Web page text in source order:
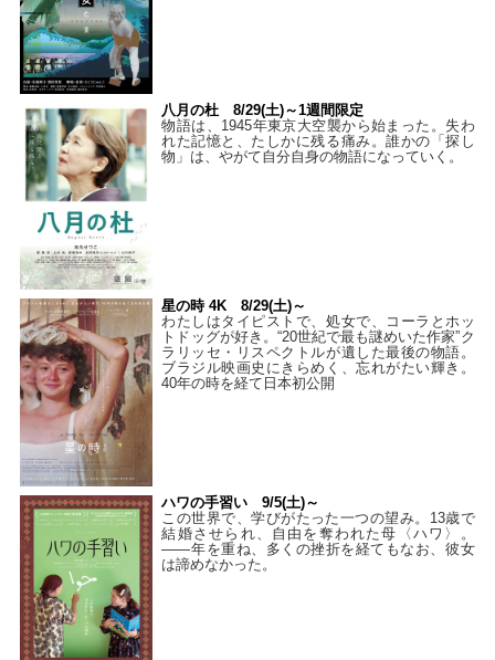
八月の杜 8/29(土)～1週間限定
物語は、1945年東京大空襲から始まった。失わ
れた記憶と、たしかに残る痛み。誰かの「探し
物」は、やがて自分自身の物語になっていく。
星の時 4K 8/29(土)～
わたしはタイピストで、処⼥で、コーラとホッ
トドッグが好き。“20世紀で最も謎めいた作家”ク
ラリッセ・リスペクトルが遺した最後の物語。
ブラジル映画史にきらめく、忘れがたい輝き。
40年の時を経て⽇本初公開
ハワの手習い 9/5(土)～
この世界で、学びがたった一つの望み。13歳で
結婚させられ、自由を奪われた母〈ハワ〉。
——年を重ね、多くの挫折を経てもなお、彼女
は諦めなかった。